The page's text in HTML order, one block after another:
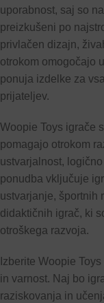
uporabnost, saj so
preizkušeni po
privlačen dizajn,
otrokom omogočajo
ponuja izdelke za
prijateljev.
Woopie Toys igrače
pomagajo otrokom
ustvarjalnost,
ponudba vključuje
ustvarjanje, športnih
didaktičnih igrač, ki
otroškega razvoja.
Izberite Woopie
in varnost. Naj bo
raziskovanja in